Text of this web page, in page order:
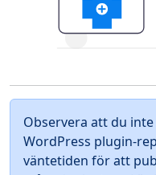
Observera att du
WordPress plugin-
väntetiden för att